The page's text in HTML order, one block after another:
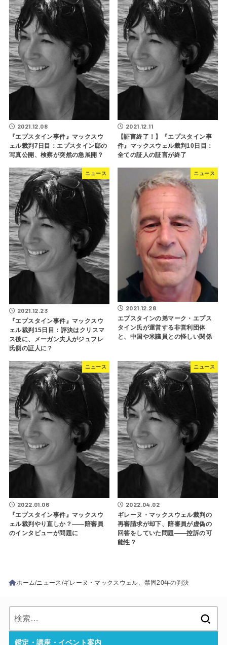
2021.12.08
『エプスタイン事件』マックスウ
ェル裁判7日目：エプスタイン邸の
写真公開、検察が突然の急展開？
2021.12.11
【証言終了！】『エプスタイン事
件』マックスウェル裁判10日目：
全ての証人の証言が終了
ニュース
2021.12.23
『エプスタイン事件』マックスウ
ェル裁判15日目：評決はクリスマ
ス後に、メーガン夫人がジュフレ
氏側の証人に？
ニュース
2021.12.28
エプスタインの弟マーク・エプス
タイン氏が運営する非営利団体
と、中国や米議員との怪しい関係
ニュース
2022.01.06
『エプスタイン事件』マックスウ
ェル裁判やり直しか？――陪審員
のインタビューが問題に
ニュース
2022.04.02
ギレーヌ・マックスウェル裁判の
再審請求が却下、陪審員が虚偽の
回答をしていた問題――控訴の可
能性？
ホーム ニュース ギレーヌ・マックスウェル、禁固20年の判決
鑑定・講座・イベント案内